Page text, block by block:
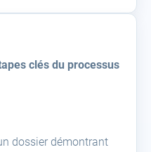
clés du processus
dossier démontrant